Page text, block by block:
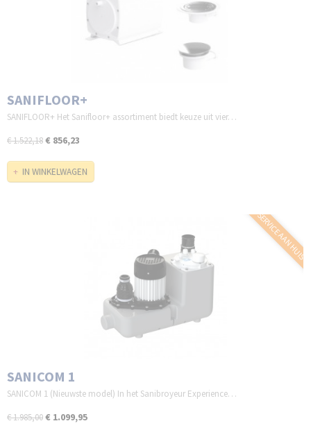
SANIFLOOR+
SANIFLOOR+ Het Sanifloor+ assortiment biedt keuze uit vier…
€ 1.522,18€ 856,23
IN WINKELWAGEN
SERVICE AAN HUIS
SANICOM 1
SANICOM 1 (Nieuwste model) In het Sanibroyeur Experience…
€ 1.985,00€ 1.099,95